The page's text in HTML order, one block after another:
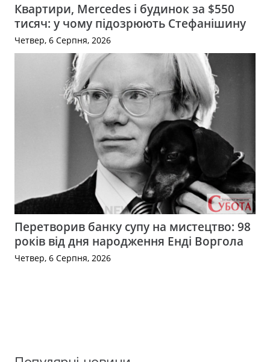
Квартири, Mercedes і будинок за $550
тисяч: у чому підозрюють Стефанішину
Четвер, 6 Серпня, 2026
Перетворив банку супу на мистецтво: 98
років від дня народження Енді Воргола
Четвер, 6 Серпня, 2026